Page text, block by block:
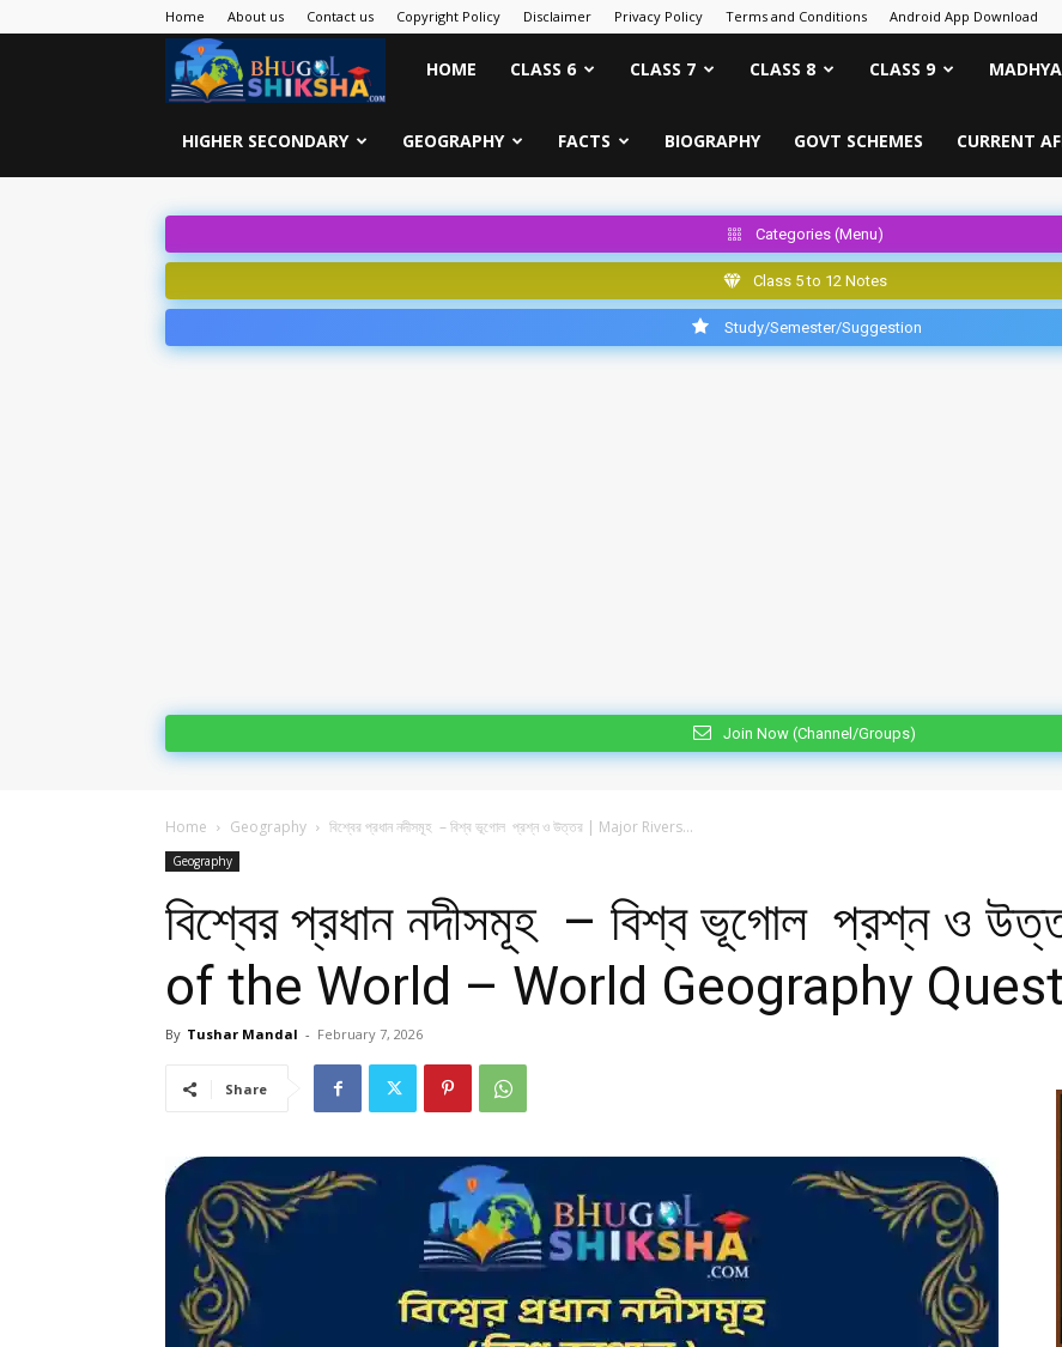
Home About us Contact us Copyright Policy Disclaimer Privacy Policy Terms and Conditions Android App Download
Bhugol
Shiksha
HOME CLASS 6 CLASS 7 CLASS 8 CLASS 9
HIGHER SECONDARY GEOGRAPHY FACTS BIOGRAPHY GOVT SCHEMES CURRENT
Categories (Menu)
Class 5 to 12 Notes
Study/Semester/Suggestion
Join Now (Channel/Groups)
Home Geography বিশ্বের প্রধান নদীসমূহ – বিশ্ব ভূগোল প্রশ্ন ও উত্তর | Major Rivers...
Geography
বিশ্বের প্রধান নদীসমূহ – বিশ্ব ভূগোল প্রশ্ন ও
of the World – World Geography
By Tushar Mandal - February 7, 2026
Share